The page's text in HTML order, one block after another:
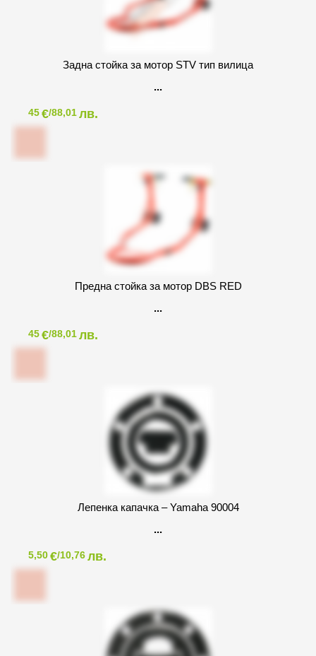
Задна стойка за мотор STV тип вилица
45€/88,01лв.
Предна стойка за мотор DBS RED
45€/88,01лв.
Лепенка капачка – Yamaha 90004
5,50€/10,76лв.